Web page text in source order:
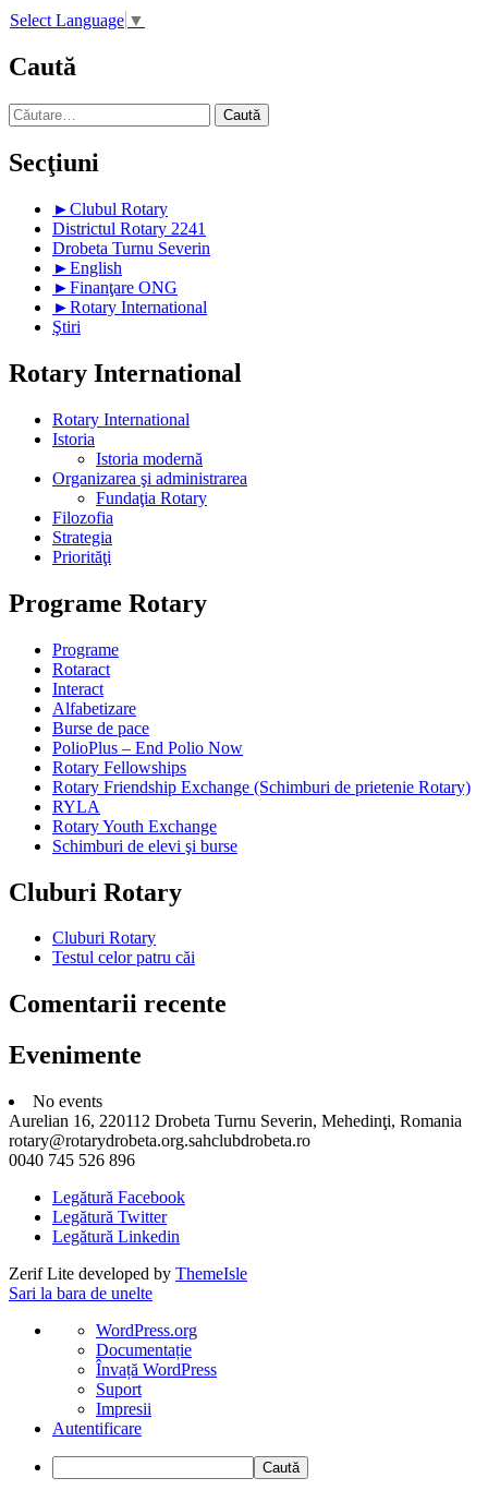
Select Language ▼
Caută
Caută
după:
Secţiuni
►Clubul Rotary
Districtul Rotary 2241
Drobeta Turnu Severin
►English
►Finanţare ONG
►Rotary International
Ştiri
Rotary International
Rotary International
Istoria
Istoria modernă
Organizarea şi administrarea
Fundaţia Rotary
Filozofia
Strategia
Priorităţi
Programe Rotary
Programe
Rotaract
Interact
Alfabetizare
Burse de pace
PolioPlus – End Polio Now
Rotary Fellowships
Rotary Friendship Exchange (Schimburi de prietenie Rotary)
RYLA
Rotary Youth Exchange
Schimburi de elevi şi burse
Cluburi Rotary
Cluburi Rotary
Testul celor patru căi
Comentarii recente
Evenimente
No events
Aurelian 16, 220112 Drobeta Turnu Severin, Mehedinţi, Romania
rotary@rotarydrobeta.org.sahclubdrobeta.ro
0040 745 526 896
Legătură Facebook
Legătură Twitter
Legătură Linkedin
Zerif Lite developed by ThemeIsle
Sari la bara de unelte
Despre
WordPress
WordPress.org
Documentație
Învață WordPress
Suport
Impresii
Autentificare
Caută